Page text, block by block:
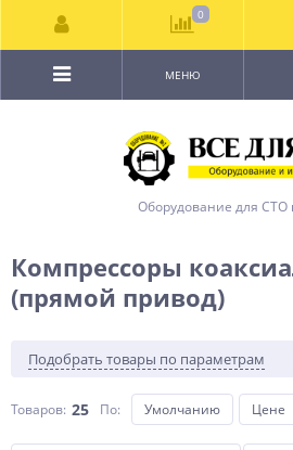
Оборудование для СТО
МЕНЮ
Компрессоры
(прямой привод)
Подобрать товары по параметрам
Товаров: 25 По: Умолчанию Цене
0